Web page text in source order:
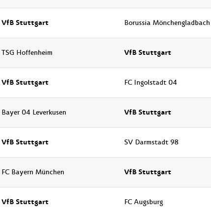
VfB Stuttgart Borussia Mönchengladbach
TSG Hoffenheim VfB Stuttgart
VfB Stuttgart FC Ingolstadt 04
Bayer 04 Leverkusen VfB Stuttgart
VfB Stuttgart SV Darmstadt 98
FC Bayern München VfB Stuttgart
VfB Stuttgart FC Augsburg